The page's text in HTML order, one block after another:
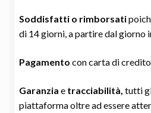
Soddisfatti o rimborsati
di 14 giorni, a partire dal giorno
Pagamento con carta di
Garanzia e tracciabilità, tutti
piattaforma oltre ad essere